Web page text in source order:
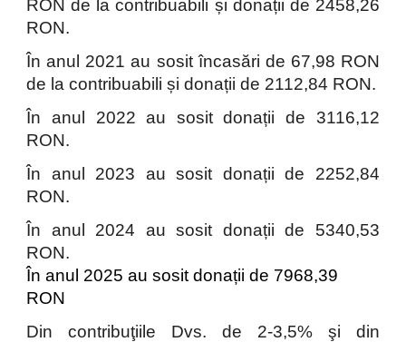
RON de la contribuabili și donații de 2458,26
RON.
În anul 2021 au sosit încasări de 67,98 RON
de la contribuabili și donații de 2112,84 RON.
În anul 2022 au sosit donații de 3116,12
RON.
În anul 2023 au sosit donații de 2252,84
RON.
În anul 2024 au sosit donații de 5340,53
RON.
În anul 2025 au sosit donații de 7968,39
RON
Din contribuţiile Dvs. de 2-3,5% şi din